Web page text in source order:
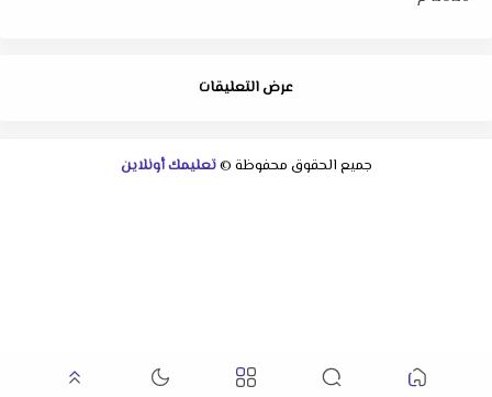
عرض التعليقات
جميع الحقوق محفوظة ©تعليمك أونلاين